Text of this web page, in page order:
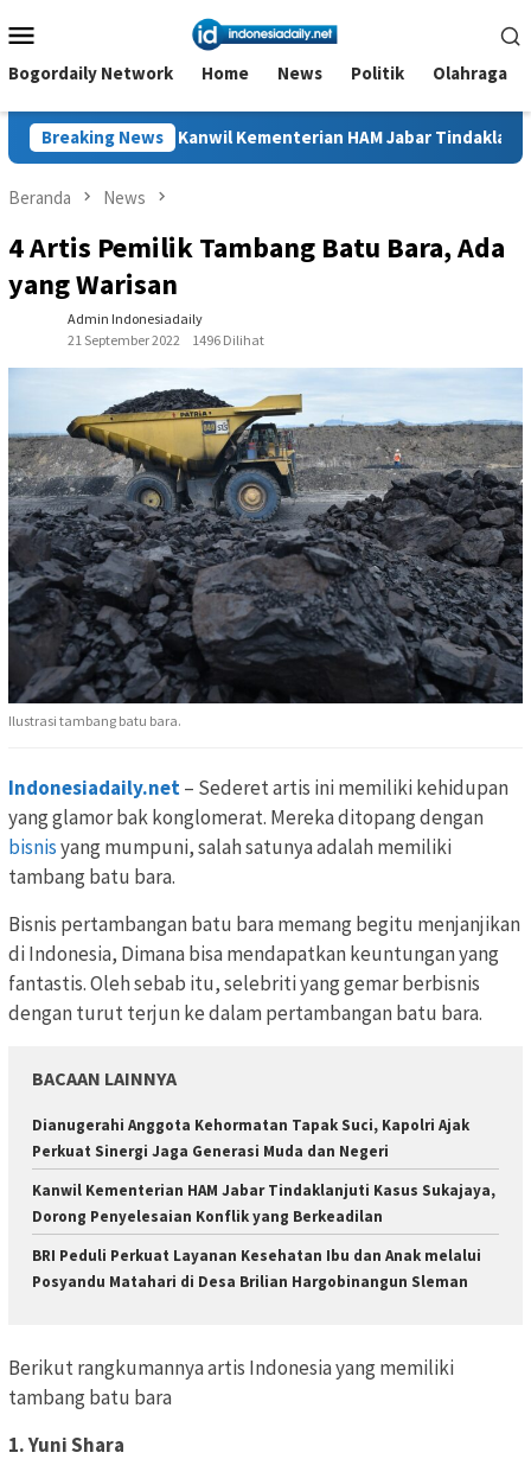
ke
kontenMobile
Bogordaily Network Home News Politik Olahraga
Breaking News
Kanwil Kementerian HAM Jabar Tindaklanjuti Kasus Sukajaya,
Beranda News
4 Artis Pemilik Tambang Batu Bara, Ada
yang Warisan
Admin Indonesiadaily
21 September 2022
1496 Dilihat
Ilustrasi tambang batu bara.
Indonesiadaily.net– Sederet artis ini memiliki kehidupan
yang glamor bak konglomerat. Mereka ditopang dengan
bisnisyang mumpuni, salah satunya adalah memiliki
tambang batu bara.
Bisnis pertambangan batu bara memang begitu menjanjikan
di Indonesia, Dimana bisa mendapatkan keuntungan yang
fantastis. Oleh sebab itu, selebriti yang gemar berbisnis
dengan turut terjun ke dalam pertambangan batu bara.
BACAAN LAINNYA
Dianugerahi Anggota Kehormatan Tapak Suci, Kapolri Ajak
Perkuat Sinergi Jaga Generasi Muda dan Negeri
Kanwil Kementerian HAM Jabar Tindaklanjuti Kasus Sukajaya,
Dorong Penyelesaian Konflik yang Berkeadilan
BRI Peduli Perkuat Layanan Kesehatan Ibu dan Anak melalui
Posyandu Matahari di Desa Brilian Hargobinangun Sleman
Berikut rangkumannya artis Indonesia yang memiliki
tambang batu bara
1. Yuni Shara